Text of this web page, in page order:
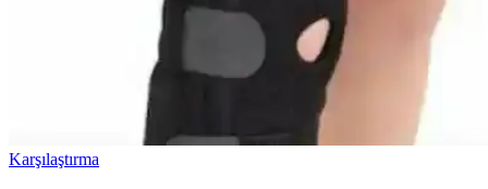
Karşılaştırma